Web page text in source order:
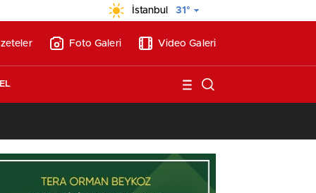
İstanbul 31°
Foto Galeri Video Galeri